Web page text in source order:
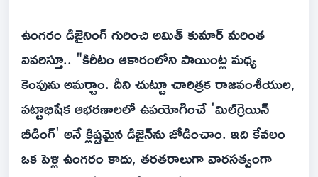
ఉంగరం డిజైనింగ్ గురించి అమిత్ కుమార్ మరింత
వివరిస్తూ.. "కిరీటం ఆకారంలోని పాయింట్ల మధ్య
కెంపును అమర్చాం. దీని చుట్టూ చారిత్రక రాజవంశీయుల,
పట్టాభిషేక ఆభరణాలలో ఉపయోగించే 'మిల్‌గ్రెయిన్
బీడింగ్' అనే క్లిష్టమైన డిజైన్‌ను జోడించాం. ఇది కేవలం
ఒక పెళ్లి ఉంగరం కాదు, తరతరాలుగా వారసత్వంగా